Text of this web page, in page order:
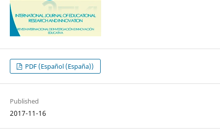
PDF (Español (España))
Published
2017-11-16